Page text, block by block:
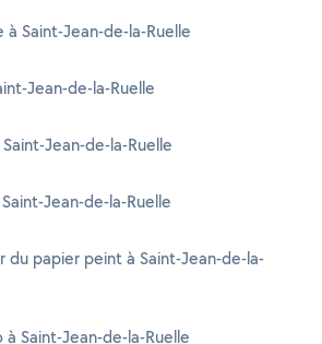
à Saint-Jean-de-la-Ruelle
Jean-de-la-Ruelle
Jean-de-la-Ruelle
Jean-de-la-Ruelle
du papier peint à Saint-Jean-de-la-
à Saint-Jean-de-la-Ruelle